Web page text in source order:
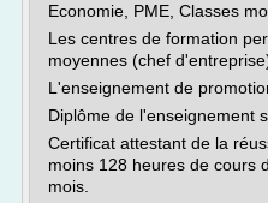
Economie, PME, Classes
Les centres de formation
moyennes (chef
L'enseignement de
Diplôme de l'enseignement
Certificat attestant de la
moins 128 heures de cours
mois.